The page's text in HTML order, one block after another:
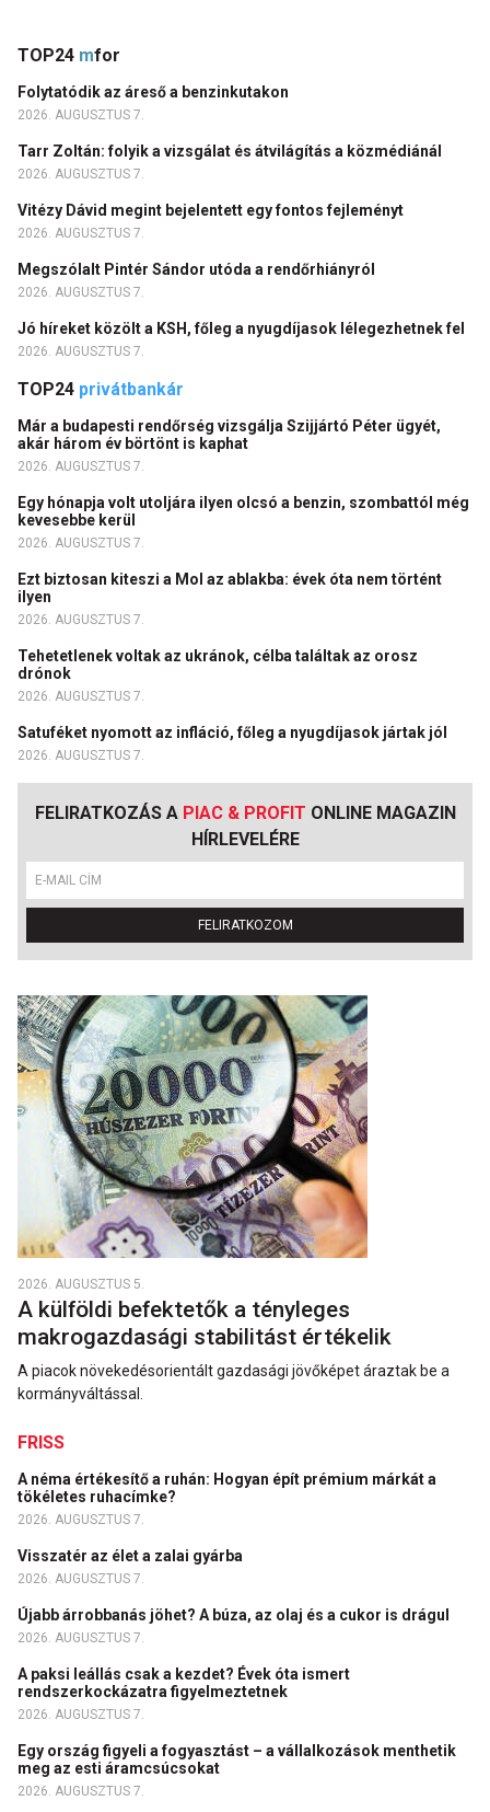
TOP24 mfor
Folytatódik az áreső a benzinkutakon
2026. AUGUSZTUS 7.
Tarr Zoltán: folyik a vizsgálat és átvilágítás a közmédiánál
2026. AUGUSZTUS 7.
Vitézy Dávid megint bejelentett egy fontos fejleményt
2026. AUGUSZTUS 7.
Megszólalt Pintér Sándor utóda a rendőrhiányról
2026. AUGUSZTUS 7.
Jó híreket közölt a KSH, főleg a nyugdíjasok lélegezhetnek fel
2026. AUGUSZTUS 7.
TOP24 privátbankár
Már a budapesti rendőrség vizsgálja Szijjártó Péter ügyét,
akár három év börtönt is kaphat
2026. AUGUSZTUS 7.
Egy hónapja volt utoljára ilyen olcsó a benzin, szombattól még
kevesebbe kerül
2026. AUGUSZTUS 7.
Ezt biztosan kiteszi a Mol az ablakba: évek óta nem történt
ilyen
2026. AUGUSZTUS 7.
Tehetetlenek voltak az ukránok, célba találtak az orosz
drónok
2026. AUGUSZTUS 7.
Satuféket nyomott az infláció, főleg a nyugdíjasok jártak jól
2026. AUGUSZTUS 7.
FELIRATKOZÁS A PIAC & PROFIT ONLINE MAGAZIN
HÍRLEVELÉRE
FELIRATKOZOM
2026. AUGUSZTUS 5.
A külföldi befektetők a tényleges
makrogazdasági stabilitást értékelik
A piacok növekedésorientált gazdasági jövőképet áraztak be a
kormányváltással.
FRISS
A néma értékesítő a ruhán: Hogyan épít prémium márkát a
tökéletes ruhacímke?
2026. AUGUSZTUS 7.
Visszatér az élet a zalai gyárba
2026. AUGUSZTUS 7.
Újabb árrobbanás jöhet? A búza, az olaj és a cukor is drágul
2026. AUGUSZTUS 7.
A paksi leállás csak a kezdet? Évek óta ismert
rendszerkockázatra figyelmeztetnek
2026. AUGUSZTUS 7.
Egy ország figyeli a fogyasztást – a vállalkozások menthetik
meg az esti áramcsúcsokat
2026. AUGUSZTUS 7.